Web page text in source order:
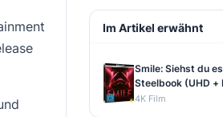
Im Artikel erwähnt
Smile: Siehst du
Steelbook (UHD +
4K Film